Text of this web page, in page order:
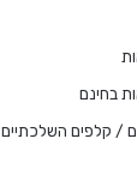
בחינם
/ קלפים השלכתיים